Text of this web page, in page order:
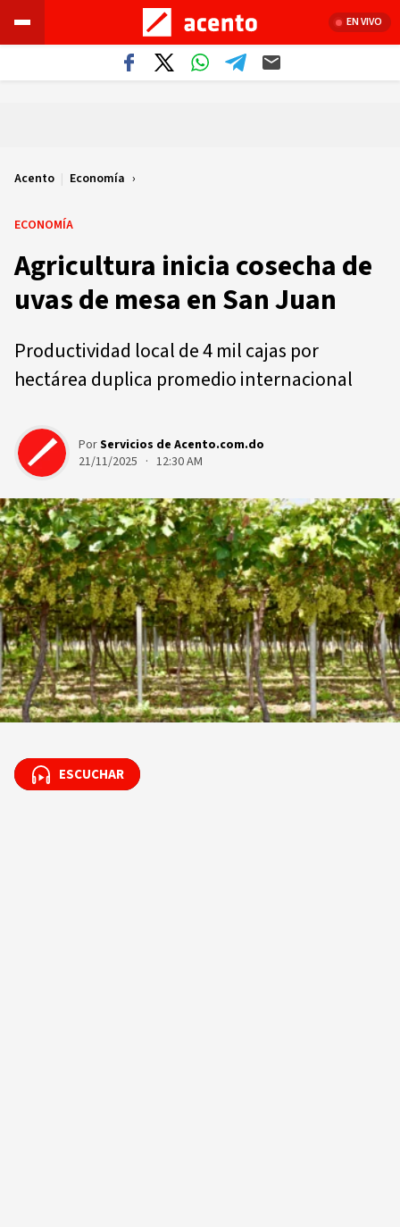
EN VIVO
Acento | Economía
ECONOMÍA
Agricultura inicia cosecha de
uvas de mesa en San Juan
Productividad local de 4 mil cajas por
hectárea duplica promedio internacional
PorServicios de Acento.com.do
21/11/2025 · 12:30 AM
ESCUCHAR
ESCUCHAR